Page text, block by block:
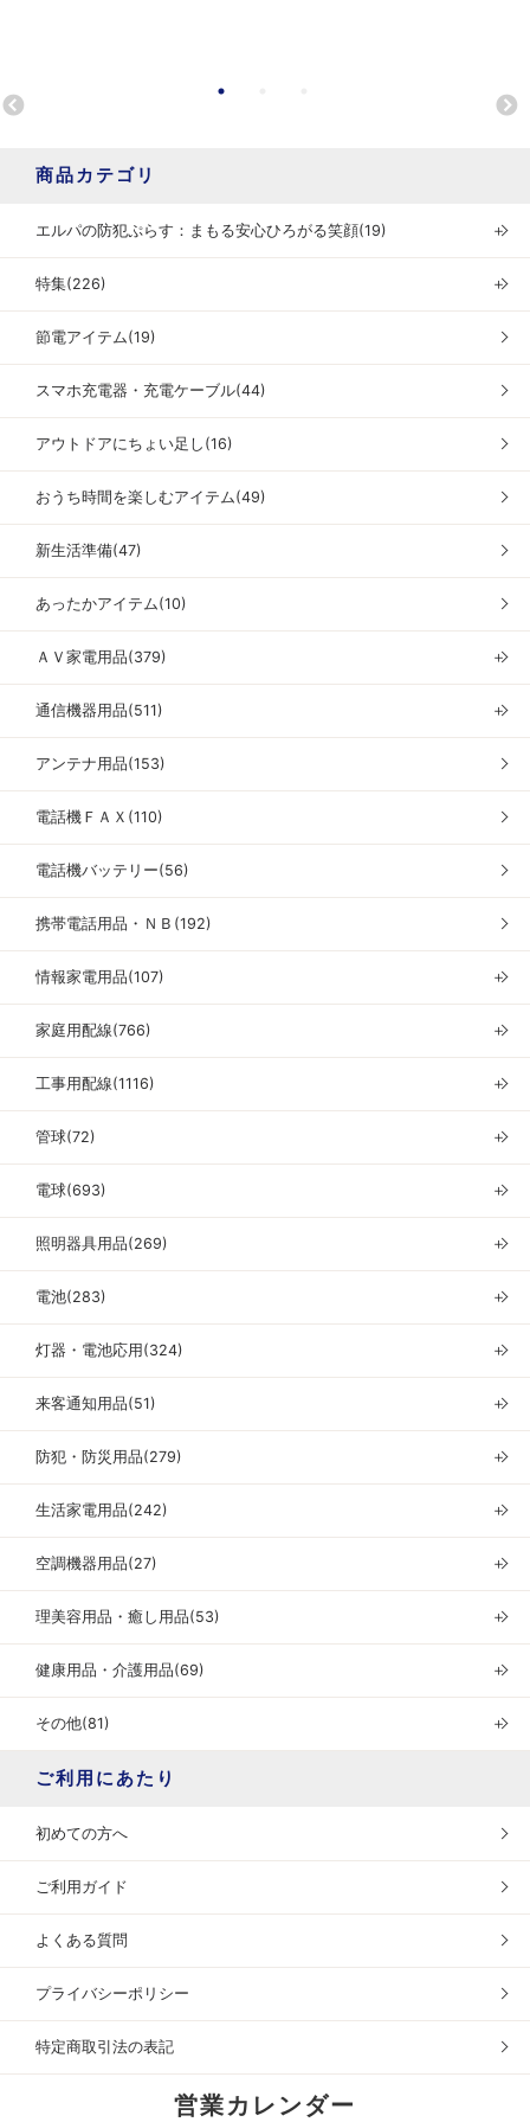
商品カテゴリ
エルパの防犯ぷらす：まもる安心ひろがる笑顔(19) ＋
特集(226) ＋
節電アイテム(19)
スマホ充電器・充電ケーブル(44)
アウトドアにちょい足し(16)
おうち時間を楽しむアイテム(49)
新生活準備(47)
あったかアイテム(10)
ＡＶ家電用品(379) ＋
通信機器用品(511) ＋
アンテナ用品(153)
電話機ＦＡＸ(110)
電話機バッテリー(56)
携帯電話用品・ＮＢ(192)
情報家電用品(107) ＋
家庭用配線(766) ＋
工事用配線(1116) ＋
管球(72) ＋
電球(693) ＋
照明器具用品(269) ＋
電池(283) ＋
灯器・電池応用(324) ＋
来客通知用品(51) ＋
防犯・防災用品(279) ＋
生活家電用品(242) ＋
空調機器用品(27) ＋
理美容用品・癒し用品(53) ＋
健康用品・介護用品(69) ＋
その他(81) ＋
ご利用にあたり
初めての方へ
ご利用ガイド
よくある質問
プライバシーポリシー
特定商取引法の表記
営業カレンダー